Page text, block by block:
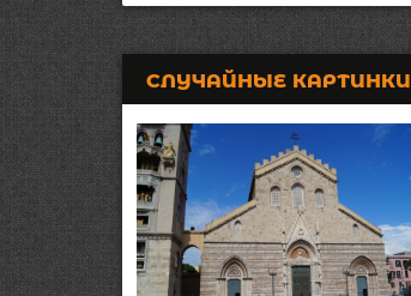
СЛУЧАЙНЫЕ КАРТИНКИ